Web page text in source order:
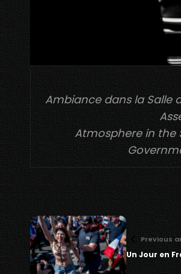
Ambiance dans la Salle
Atmosphere in the
Previous
Un Jour en